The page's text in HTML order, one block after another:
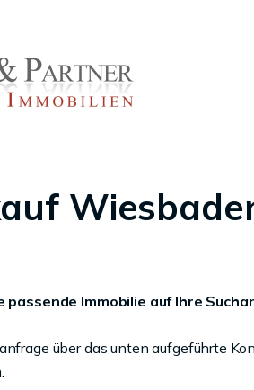
Immobilie auf Ihre
über das unten aufgeführte